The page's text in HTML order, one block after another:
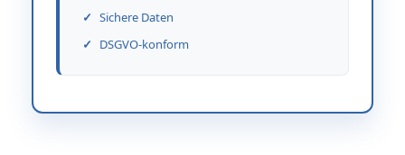
Sichere Daten
DSGVO-konform